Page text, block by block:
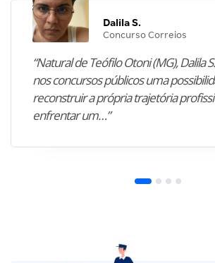
Dalila S.
Concurso Correios
“Natural de Teófilo Otoni (MG), Dalila
nos concursos públicos uma
reconstruir a própria trajetória
enfrentar um…”